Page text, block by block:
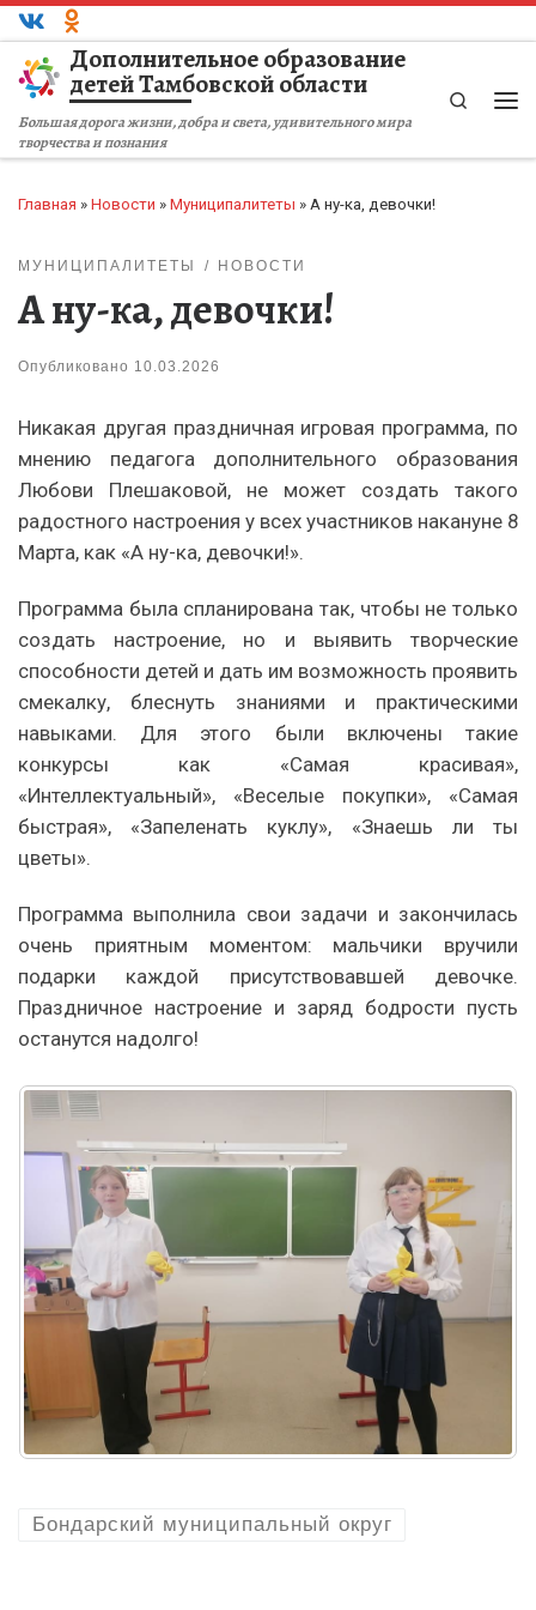
Перейти к содержимому
Дополнительное образование
детей Тамбовской области
Большая дорога жизни, добра и света, удивительного мира
творчества и познания
Search
Главная » Новости » Муниципалитеты » А ну-ка, девочки!
МУНИЦИПАЛИТЕТЫ НОВОСТИ
А ну-ка, девочки!
Опубликовано 10.03.2026
Никакая другая праздничная игровая программа, по
мнению педагога дополнительного образования
Любови Плешаковой, не может создать такого
радостного настроения у всех участников накануне 8
Марта, как «А ну-ка, девочки!».
Программа была спланирована так, чтобы не только
создать настроение, но и выявить творческие
способности детей и дать им возможность проявить
смекалку, блеснуть знаниями и практическими
навыками. Для этого были включены такие
конкурсы как «Самая красивая»,
«Интеллектуальный», «Веселые покупки», «Самая
быстрая», «Запеленать куклу», «Знаешь ли ты
цветы».
Программа выполнила свои задачи и закончилась
очень приятным моментом: мальчики вручили
подарки каждой присутствовавшей девочке.
Праздничное настроение и заряд бодрости пусть
останутся надолго!
Бондарский муниципальный округ